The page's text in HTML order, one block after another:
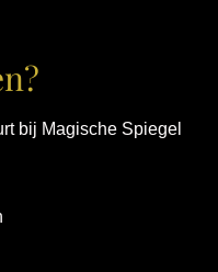
bij Magische Spiegel